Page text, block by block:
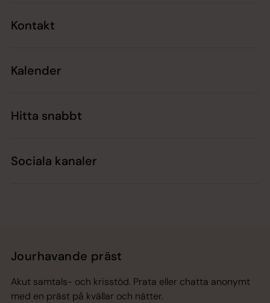
Kontakt
Kalender
Hitta snabbt
Sociala kanaler
Jourhavande präst
Akut samtals- och krisstöd. Prata eller chatta anonymt
med en präst på kvällar och nätter.